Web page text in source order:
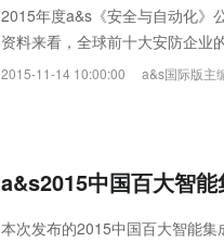
2015年度a&s《安全与自动化》
资料来看，全球前十大安防企业
威视(Hikvision Digital
2015-11-14 10:00:00 a&s国际版主
a&s2015中国百大智
本次发布的2015中国百大智能
Raythink燧石技术：以红
空经济时代的智能安防新生